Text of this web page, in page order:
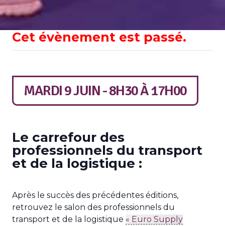
Cet évènement est passé.
MARDI 9 JUIN - 8H30À17H00
Le carrefour des
professionnels du transport
et de la logistique :
Après le succès des précédentes éditions,
retrouvez le salon des professionnels du
transport et de la logistique « Euro Supply